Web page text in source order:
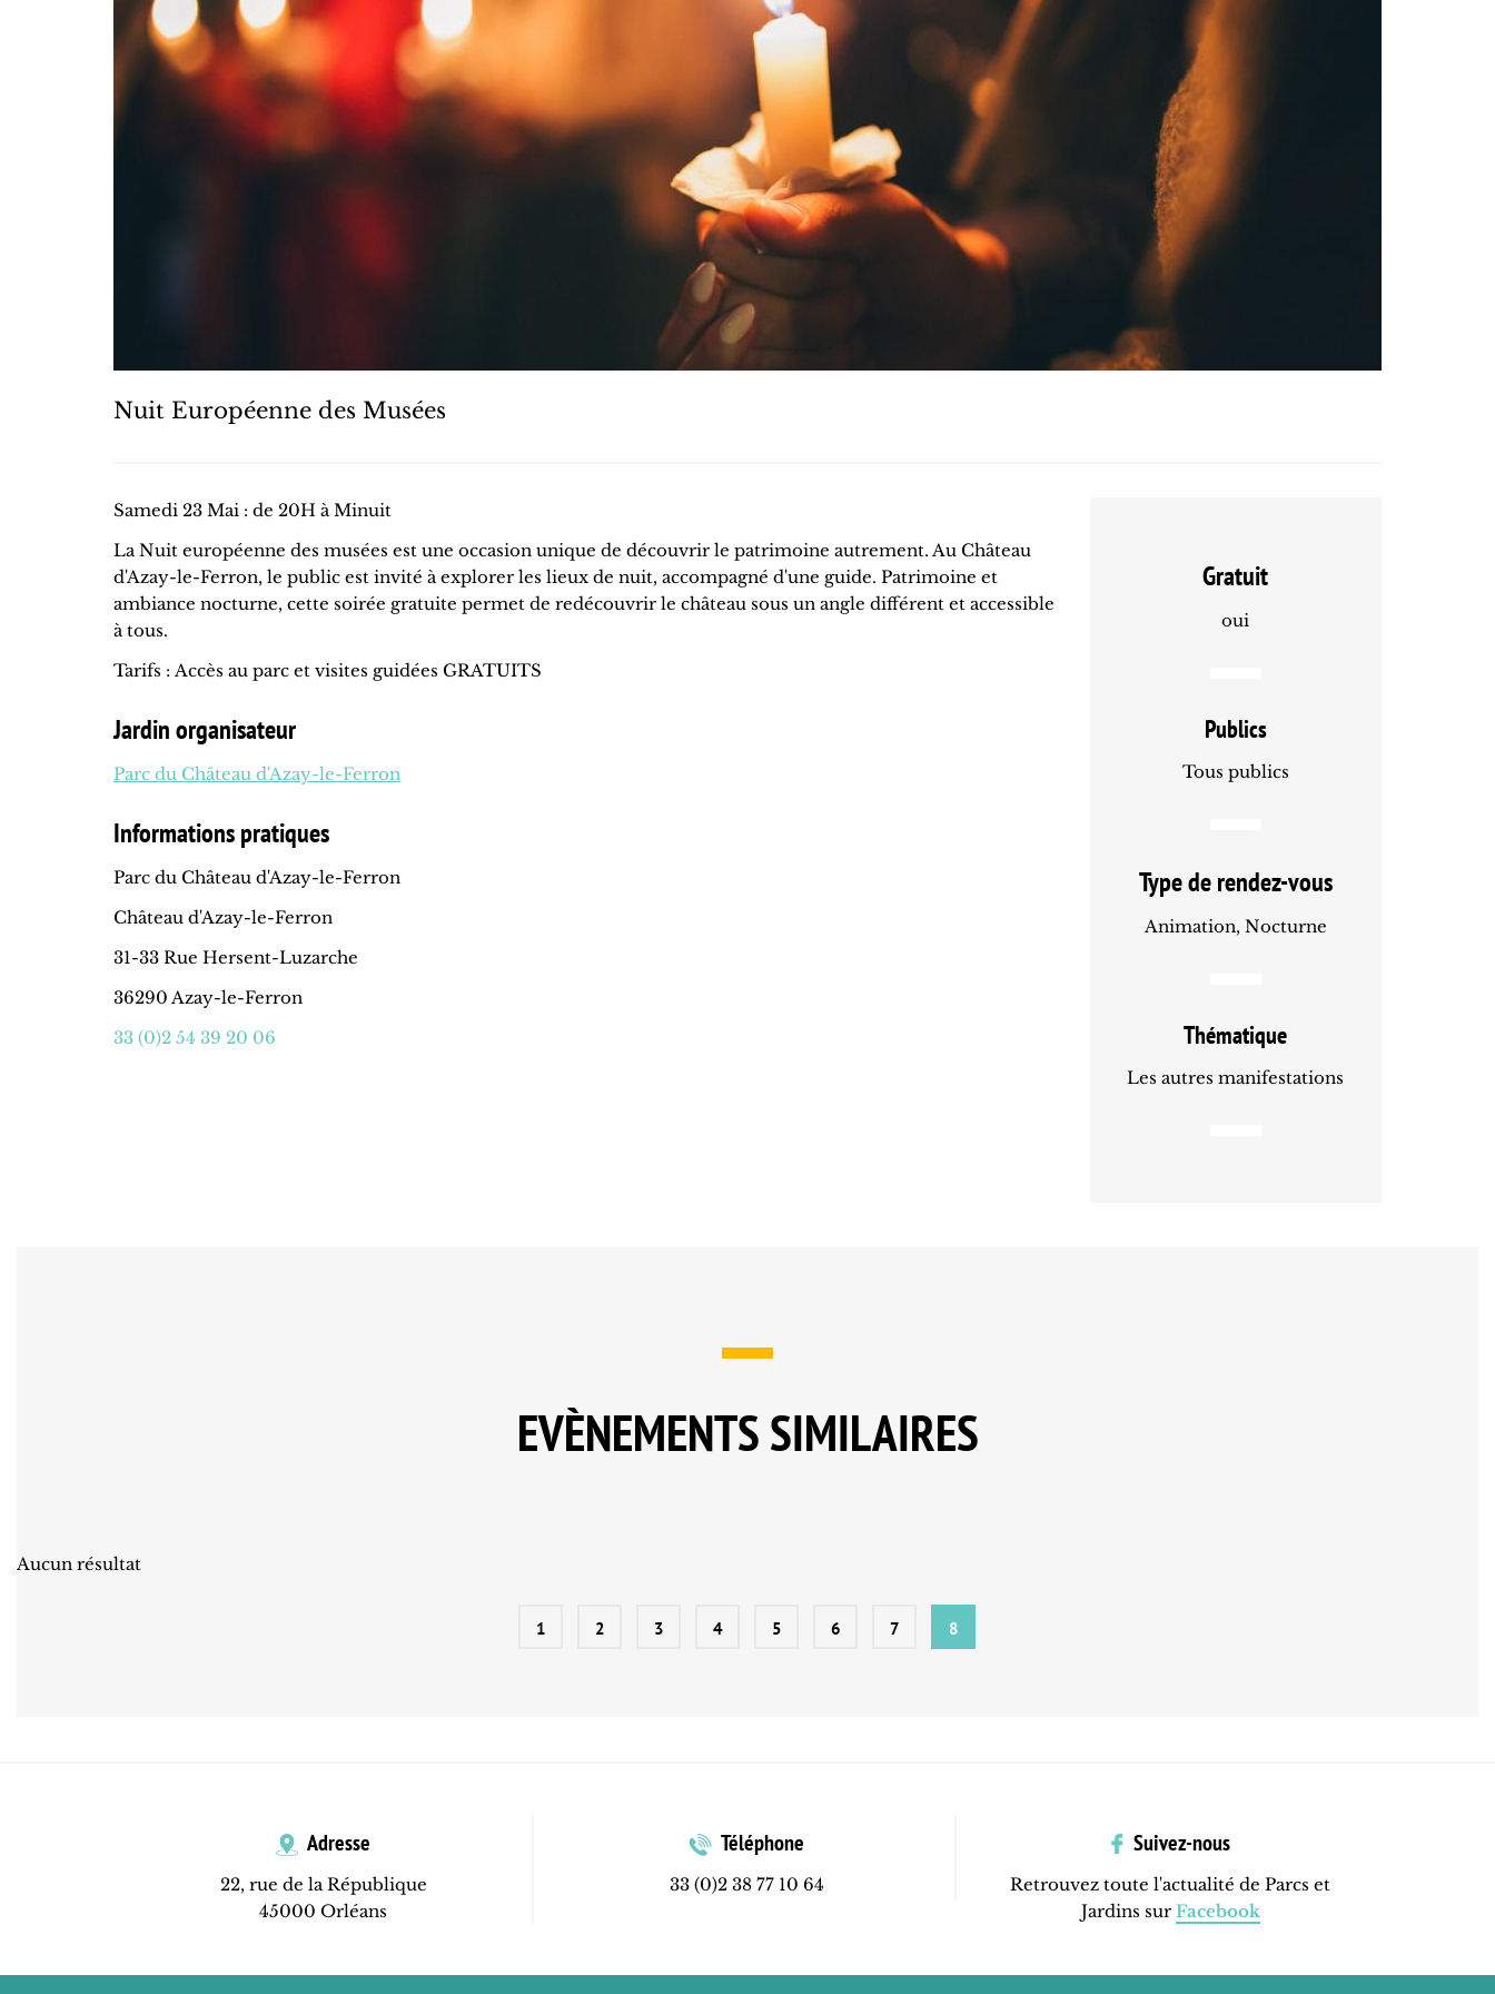
Nuit Européenne des Musées
Samedi 23 Mai : de 20H à Minuit
La Nuit européenne des musées est une occasion unique de découvrir le patrimoine autrement. Au Château
d'Azay-le-Ferron, le public est invité à explorer les lieux de nuit, accompagné d'une guide. Patrimoine et
ambiance nocturne, cette soirée gratuite permet de redécouvrir le château sous un angle différent et accessible
à tous.
Tarifs : Accès au parc et visites guidées GRATUITS
Jardin organisateur
Parc du Château d'Azay-le-Ferron
Informations pratiques
Parc du Château d'Azay-le-Ferron
Château d'Azay-le-Ferron
31-33 Rue Hersent-Luzarche
36290 Azay-le-Ferron
33 (0)2 54 39 20 06
Gratuit
oui
Publics
Tous publics
Type de rendez-vous
Animation, Nocturne
Thématique
Les autres manifestations
EVÈNEMENTS SIMILAIRES
Aucun résultat
1 2 3 4 5 6 7 8
Adresse
22, rue de la République
45000 Orléans
Téléphone
33 (0)2 38 77 10 64
Suivez-nous
Retrouvez toute l'actualité de Parcs et
Jardins sur Facebook